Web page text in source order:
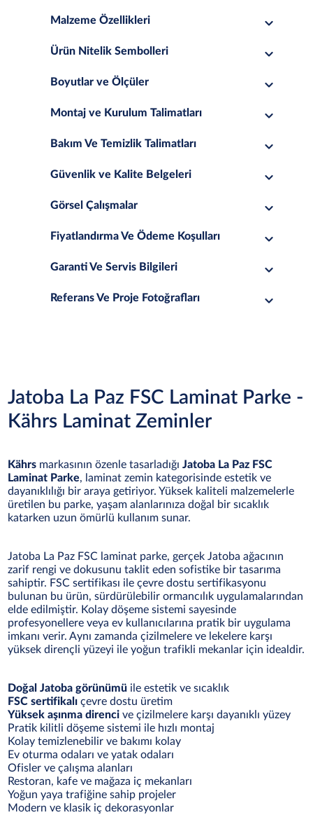
Malzeme Özellikleri
Ürün Nitelik Sembolleri
Boyutlar ve Ölçüler
Montaj ve Kurulum Talimatları
Bakım Ve Temizlik Talimatları
Güvenlik ve Kalite Belgeleri
Görsel Çalışmalar
Fiyatlandırma Ve Ödeme Koşulları
Garanti Ve Servis Bilgileri
Referans Ve Proje Fotoğrafları
Jatoba La Paz FSC Laminat Parke -
Kährs Laminat Zeminler
Kährs markasının özenle tasarladığıJatoba La Paz FSC
Laminat Parke, laminat zemin kategorisinde estetik ve
dayanıklılığı bir araya getiriyor. Yüksek kaliteli malzemelerle
üretilen bu parke, yaşam alanlarınıza doğal bir sıcaklık
katarken uzun ömürlü kullanım sunar.
Jatoba La Paz FSC laminat parke, gerçek Jatoba ağacının
zarif rengi ve dokusunu taklit eden sofistike bir tasarıma
sahiptir. FSC sertifikası ile çevre dostu sertifikasyonu
bulunan bu ürün, sürdürülebilir ormancılık uygulamalarından
elde edilmiştir. Kolay döşeme sistemi sayesinde
profesyonellere veya ev kullanıcılarına pratik bir uygulama
imkanı verir. Aynı zamanda çizilmelere ve lekelere karşı
yüksek dirençli yüzeyi ile yoğun trafikli mekanlar için idealdir.
Doğal Jatoba görünümü ile estetik ve sıcaklık
FSC sertifikalı çevre dostu üretim
Yüksek aşınma direnci ve çizilmelere karşı dayanıklı yüzey
Pratik kilitli döşeme sistemi ile hızlı montaj
Kolay temizlenebilir ve bakımı kolay
Ev oturma odaları ve yatak odaları
Ofisler ve çalışma alanları
Restoran, kafe ve mağaza iç mekanları
Yoğun yaya trafiğine sahip projeler
Modern ve klasik iç dekorasyonlar